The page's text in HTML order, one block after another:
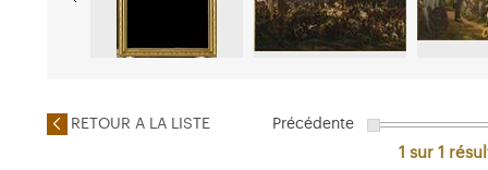
RETOUR A LA LISTE Précédente
1 sur 1